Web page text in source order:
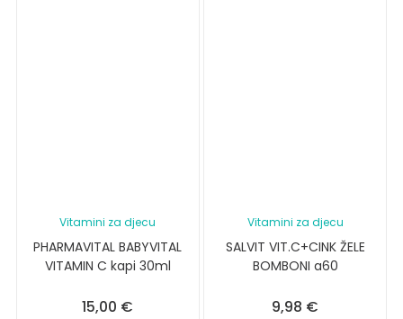
Vitamini za djecu
PHARMAVITAL BABYVITAL
VITAMIN C kapi 30ml
15,00 €
Vitamini za djecu
SALVIT VIT.C+CINK ŽELE
BOMBONI a60
9,98 €